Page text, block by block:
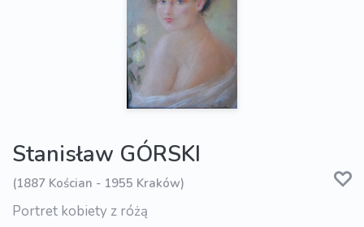
Stanisław GÓRSKI
(1887 Kościan - 1955 Kraków)
Portret kobiety z różą